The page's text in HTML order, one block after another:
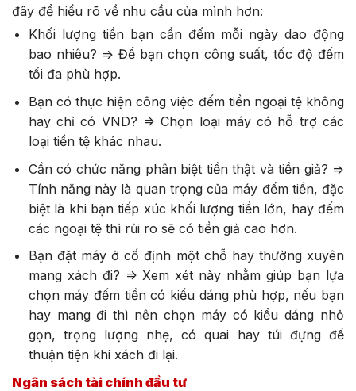
đây để hiểu rõ về nhu cầu của mình hơn:
Khối lượng tiền bạn cần đếm mỗi ngày dao động
bao nhiêu? => Để bạn chọn công suất, tốc độ đếm
tối đa phù hợp.
Bạn có thực hiện công việc đếm tiền ngoại tệ không
hay chỉ có VND? => Chọn loại máy có hỗ trợ các
loại tiền tệ khác nhau.
Cần có chức năng phân biệt tiền thật và tiền giả? =>
Tính năng này là quan trọng của máy đếm tiền, đặc
biệt là khi bạn tiếp xúc khối lượng tiền lớn, hay đếm
các ngoại tệ thì rủi ro sẽ có tiền giả cao hơn.
Bạn đặt máy ở cố định một chỗ hay thường xuyên
mang xách đi? => Xem xét này nhằm giúp bạn lựa
chọn máy đếm tiền có kiểu dáng phù hợp, nếu bạn
hay mang đi thì nên chọn máy có kiểu dáng nhỏ
gọn, trọng lượng nhẹ, có quai hay túi đựng để
thuận tiện khi xách đi lại.
Ngân sách tài chính đầu tư